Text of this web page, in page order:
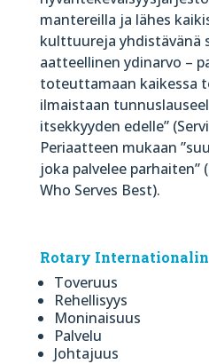
mantereilla ja lähes
kulttuureja yhdistävänä
aatteellinen ydinarvo –
toteuttamaan kaikessa
ilmaistaan
itsekkyyden edelle”
Periaatteen mukaan
joka palvelee
Who Serves Best).
Rotary
Toveruus
Rehellisyys
Moninaisuus
Palvelu
Johtajuus